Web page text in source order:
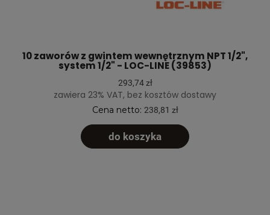
10 zaworów z gwintem wewnętrznym NPT 1/2",
system 1/2" - LOC-LINE (39853)
293,74 zł
zawiera 23% VAT, bez kosztów dostawy
Cena netto: 238,81 zł
do koszyka